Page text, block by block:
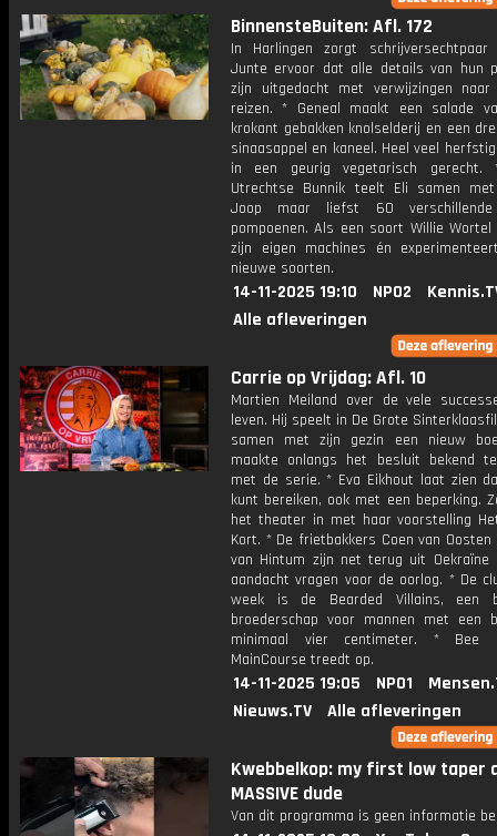
BinnensteBuiten: Afl. 172
In Harlingen zorgt
Junte ervoor dat alle details van hun
zijn uitgedacht met verwijzingen
reizen. * Geneal maakt een salade
krokant gebakken knolselderij en een
sinaasappel en kaneel. Heel veel
in een geurig vegetarisch
Utrechtse Bunnik teelt Eli samen
Joop maar liefst 60
pompoenen. Als een soort Willie
zijn eigen machines én
nieuwe soorten.
14-11-2025 19:10 NPO2
Alle afleveringen
Carrie op Vrijdag: Afl. 10
Martien Meiland over de vele
leven. Hij speelt in De Grote
samen met zijn gezin een nieuw
maakte onlangs het besluit bekend
met de serie. * Eva Eikhout laat zien
kunt bereiken, ook met een beperking.
het theater in met haar voorstelling
Kort. * De frietbakkers Coen van Oosten
van Hintum zijn net terug uit Oekraïne
aandacht vragen voor de oorlog. * De
week is de Bearded Villains, een
broederschap voor mannen met een
minimaal vier centimeter. * Bee
MainCourse treedt op.
14-11-2025 19:05 NPO1
Nieuws.TV
Alle afleveringen
Kwebbelkop: my first low taper
MASSIVE dude
Van dit programma is geen informatie